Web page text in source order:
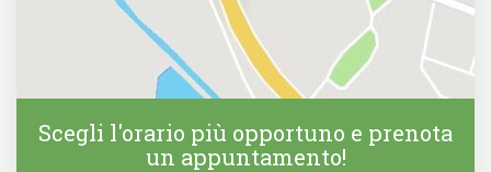
Scegli l'orario più opportuno e prenota
un appuntamento!